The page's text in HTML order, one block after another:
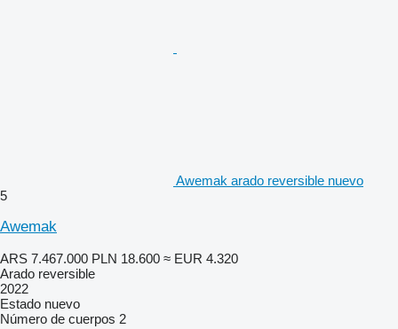
Awemak arado reversible nuevo
5
Awemak
ARS 7.467.000 PLN 18.600 ≈ EUR 4.320
Arado reversible
2022
Estado nuevo
Número de cuerpos 2